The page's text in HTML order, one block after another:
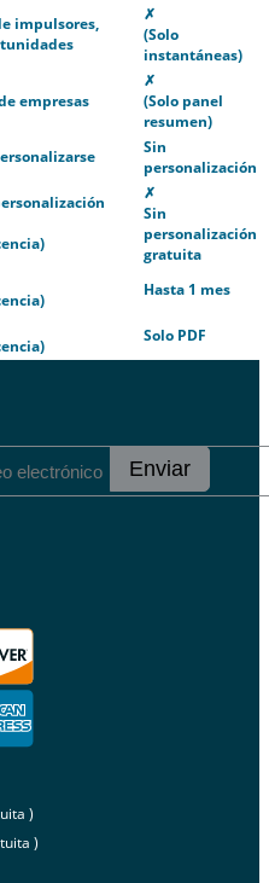
impulsores,
✗
(Solo
instantáneas)
empresas
✗
(Solo panel
resumen)
Sin
personalización
✗
Sin
personalización
gratuita
Hasta 1 mes
Solo PDF
Enviar
)
)